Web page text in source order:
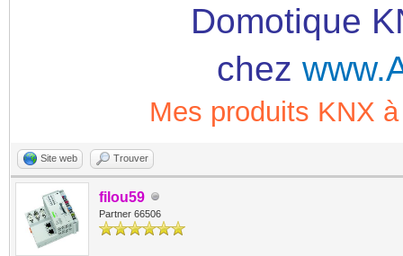
Domotique
chez
Mes produits KNX
Site web Trouver
filou59
Partner 66506